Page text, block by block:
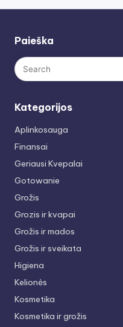
Paieška
Kategorijos
Aplinkosauga
Finansai
Geriausi Kvepalai
Gotowanie
Grožis
Grozis ir kvapai
Grožis ir mados
Grožis ir sveikata
Higiena
Kelionės
Kosmetika
Kosmetika ir grožis